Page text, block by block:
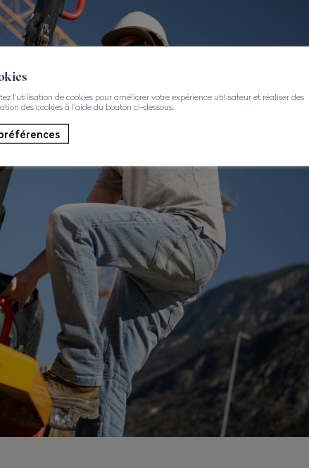
l'utilisation de cookies pour améliorer votre expérience utilisateur et réaliser des
des cookies à l'aide du bouton ci-dessous.